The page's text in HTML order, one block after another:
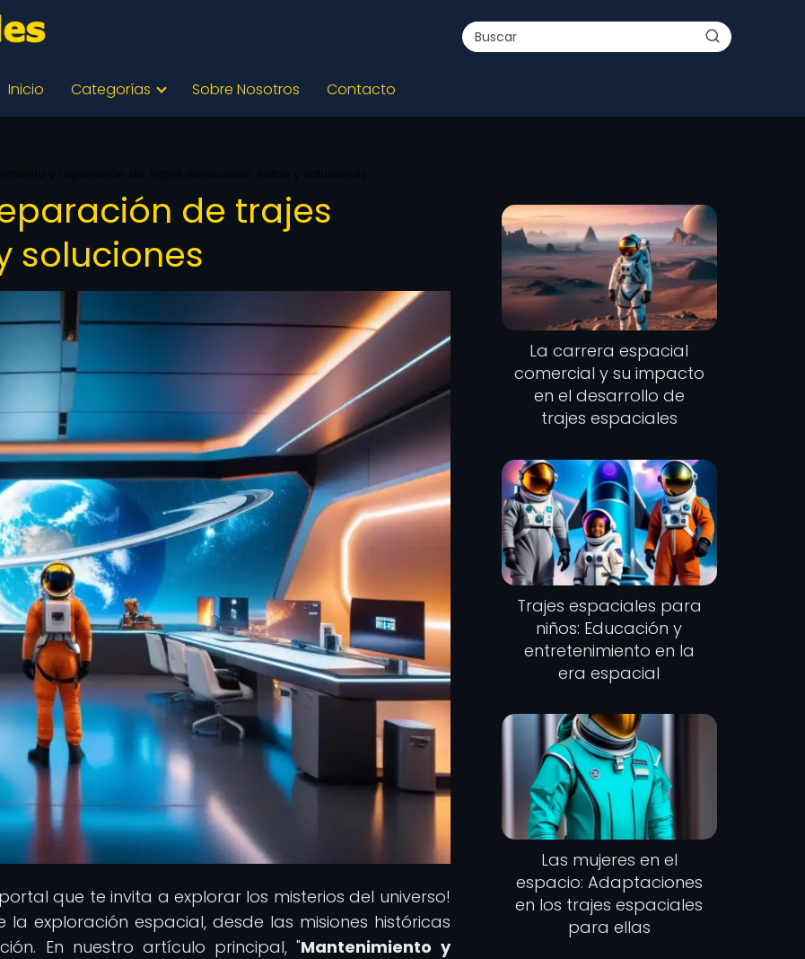
Inicio Categorías Sobre Nosotros Contacto
de trajes
soluciones
que te invita a explorar los misterios del universo!
exploración espacial, desde las misiones históricas
En nuestro artículo principal, "Mantenimiento y
La carrera espacial
comercial y su impacto
en el desarrollo de
trajes espaciales
Trajes espaciales para
niños: Educación y
entretenimiento en la
era espacial
Las mujeres en el
espacio: Adaptaciones
en los trajes espaciales
para ellas